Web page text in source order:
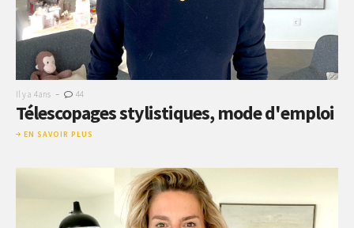
Il y a 4 ans - 44
Télescopages stylistiques, mode d'emploi
EN SAVOIR PLUS